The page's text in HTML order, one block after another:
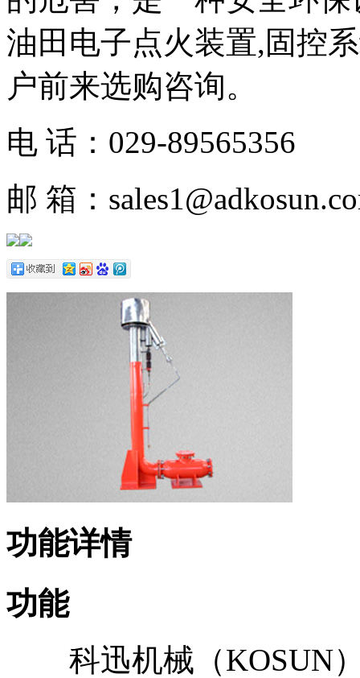
油田电子点火装置,固控
户前来选购咨询。
电 话：029-89565356
邮 箱：
功能详情
功能
科迅机械（KOSUN）